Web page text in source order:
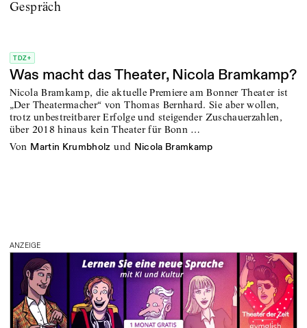
Gespräch
TDZ+
Was macht das Theater, Nicola Bramkamp?
Nicola Bramkamp, die aktuelle Premiere am Bonner Theater ist
„Der Theatermacher“ von Thomas Bernhard. Sie aber wollen,
trotz unbestreitbarer Erfolge und steigender Zuschauerzahlen,
über 2018 hinaus kein Theater für Bonn …
von Martin Krumbholz und Nicola Bramkamp
ANZEIGE